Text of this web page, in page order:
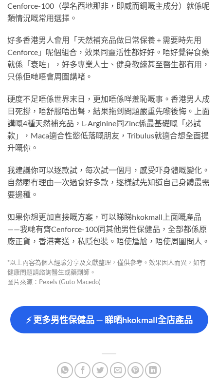
Cenforce-100（學名西地那非，即威而鋼嘅主成分）就係呢
類情況嘅常用選擇。
好多香港男人會用「天然補充品做日常保養 + 需要時先用
Cenforce」呢個組合，效果同靈活性都好好。唔好覺得食藥
就係「衰咗」，好多專業人士、健身教練甚至醫生都有用，
只係佢哋唔會周圍講啫。
硬度不足唔係世界末日，更加唔係咩羞恥嘅事。香港男人成
日死撐，唔舒服唔出聲，結果拖到問題嚴重先嚟後悔。上面
講嘅4種天然補充品，L-Arginine同Zinc係最基礎嘅「必試
款」，Maca適合性慾低落嘅朋友，Tribulus就適合想全面提
升嘅你。
我建議你可以逐款試，每次試一個月，感受吓身體嘅變化。
自然嘢冇理由一次過食好多款，逐樣試先知道自己身體最需
要邊種。
如果你想更加直接嘅方案，可以睇睇hkokmall上面嘅產品
——我哋有齊Cenforce-100同其他男性保健品，全部都係原
廠正貨，香港寄送，私隱包裝。唔使尷尬，唔使周圍問人。
*以上內容為個人經驗分享及文獻整理，僅供參考。效果因人而異，如有
健康問題請諮詢醫生或藥劑師。
圖片來源：Pexels (Guto Macedo)
⚡ 更多男性保健品 — 睇晒hkokmall全店產品